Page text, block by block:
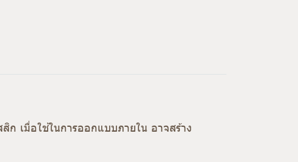
เมื่อใช้ในการออกแบบภายใน อาจสร้าง